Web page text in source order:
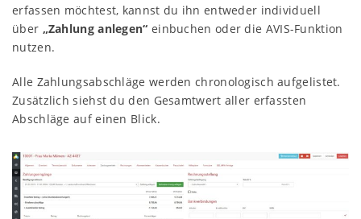
erfassen möchtest, kannst du ihn entweder individuell
über „Zahlung anlegen“ einbuchen oder die AVIS-Funktion
nutzen.
Alle Zahlungsabschläge werden chronologisch aufgelistet.
Zusätzlich siehst du den Gesamtwert aller erfassten
Abschläge auf einen Blick.